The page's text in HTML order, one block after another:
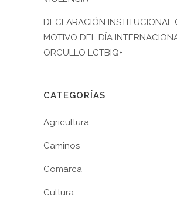
DECLARACIÓN INSTITUCIONAL
MOTIVO DEL DÍA
ORGULLO LGTBIQ+
CATEGORÍAS
Agricultura
Caminos
Comarca
Cultura